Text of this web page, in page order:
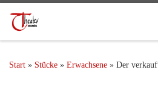
Start » Stücke » Erwachsene » Der